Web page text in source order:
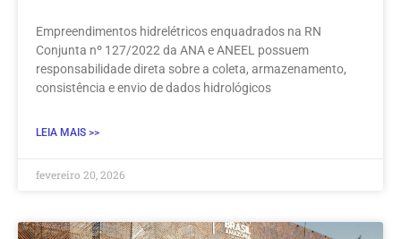
Empreendimentos hidrelétricos enquadrados na RN
Conjunta nº 127/2022 da ANA e ANEEL possuem
responsabilidade direta sobre a coleta, armazenamento,
consistência e envio de dados hidrológicos
LEIA MAIS >>
fevereiro 20, 2026